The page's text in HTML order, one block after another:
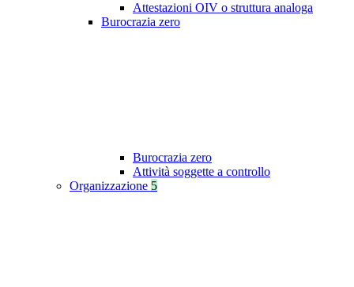
Attestazioni OIV o struttura analoga
Burocrazia zero
Burocrazia zero
Attività soggette a controllo
Organizzazione 5